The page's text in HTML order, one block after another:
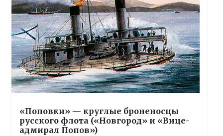
«Поповки» — круглые броненосцы
русского флота («Новгород» и «Вице-
адмирал Попов»)